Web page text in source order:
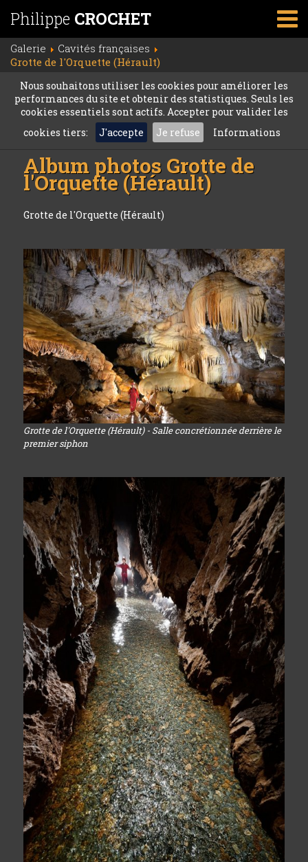
Philippe CROCHET
Galerie
Cavités françaises
Grotte de l'Orquette (Hérault)
Nous souhaitons utiliser les cookies pour améliorer les
performances du site et obtenir des statistiques. Seuls les
cookies essentiels sont actifs. Accepter pour valider les
cookies tiers:
J'accepte Je refuse Informations
Album photos Grotte de
l'Orquette (Hérault)
Grotte de l'Orquette (Hérault)
Grotte de l'Orquette (Hérault) - Salle concrétionnée derrière le
premier siphon